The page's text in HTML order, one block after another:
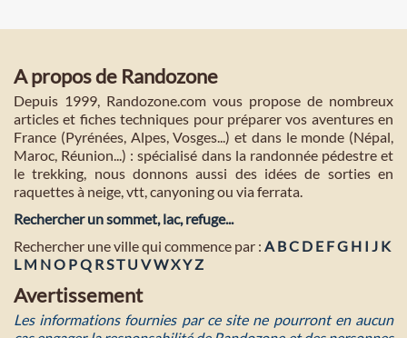
A propos de Randozone
Depuis 1999, Randozone.com vous propose de nombreux
articles et fiches techniques pour préparer vos aventures en
France (Pyrénées, Alpes, Vosges...) et dans le monde (Népal,
Maroc, Réunion...) : spécialisé dans la randonnée pédestre et
le trekking, nous donnons aussi des idées de sorties en
raquettes à neige, vtt, canyoning ou via ferrata.
Rechercher un sommet, lac, refuge...
Rechercher une ville qui commence par : A BC D E FG H I J K
L M NO PQ R ST U VWXY Z
Avertissement
Les informations fournies par ce site ne pourront en aucun